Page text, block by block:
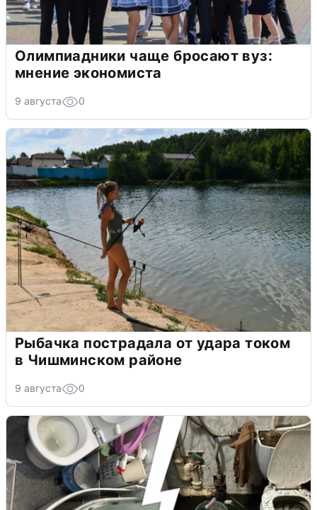
Олимпиадники чаще бросают вуз:
мнение экономиста
9 августа 0
Рыбачка пострадала от удара током
в Чишминском районе
9 августа 0